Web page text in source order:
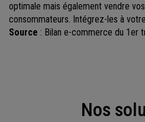
optimale mais également vendre
consommateurs. Intégrez-les à
Source : Bilan e-commerce du 1er
Nos